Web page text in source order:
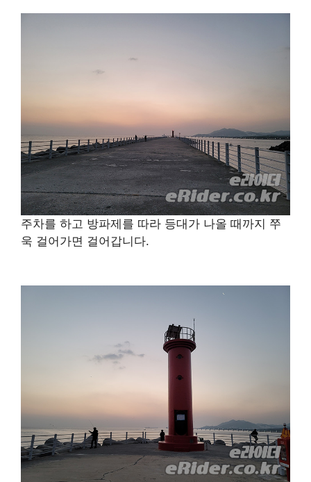
주차를 하고 방파제를 따라 등대가 나올 때까지 쭈
욱 걸어가면 걸어갑니다.